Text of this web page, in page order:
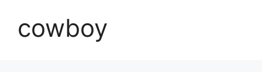
cowboy